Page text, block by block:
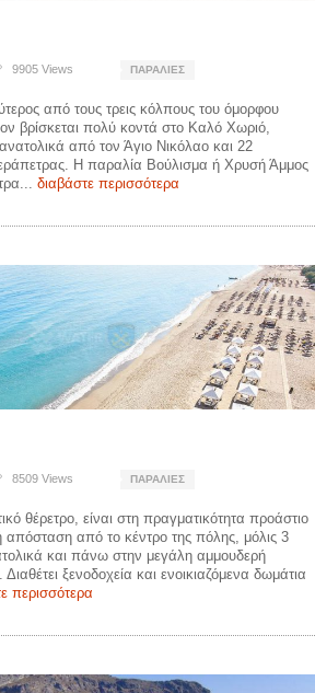
9905 Views ΠΑΡΑΛΊΕΣ
από τους τρεις κόλπους του όμορφου
βρίσκεται πολύ κοντά στο Καλό Χωριό,
από τον Άγιο Νικόλαο και 22
Η παραλία Βούλισμα ή Χρυσή Άμμος
διαβάστε περισσότερα
8509 Views ΠΑΡΑΛΊΕΣ
θέρετρο, είναι στη πραγματικότητα προάστιο
απόσταση από το κέντρο της πόλης, μόλις 3
και πάνω στην μεγάλη αμμουδερή
ξενοδοχεία και ενοικιαζόμενα δωμάτια
περισσότερα